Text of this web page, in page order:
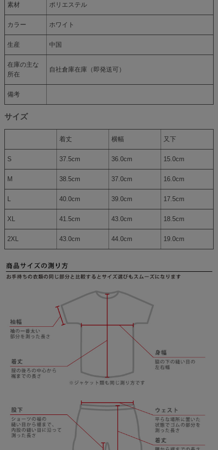
素材 ポリエステル
カラー ホワイト
生産 中国
在庫の主な
所在
自社倉庫在庫（即発送可）
備考
サイズ
着丈 横幅 又下
S 37.5cm 36.0cm 15.0cm
M 38.5cm 37.0cm 16.0cm
40.0cm 39.0cm 17.5cm
XL 41.5cm 43.0cm 18.5cm
2XL 43.0cm 44.0cm 19.0cm